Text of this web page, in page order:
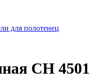
для полотенец
СН 4501